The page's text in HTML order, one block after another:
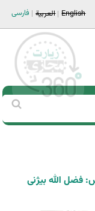
فارسی العربية English
الله بیژنی